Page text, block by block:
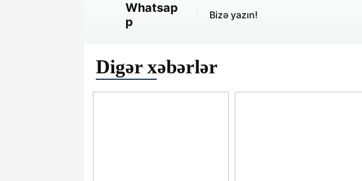
Whatsap
p
Bizə yazın!
Digər xəbərlər